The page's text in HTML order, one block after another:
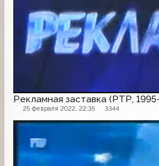
Рекламная заставка (РТР,
25 февраля 2022, 22:35 3344
Рекламная заставка